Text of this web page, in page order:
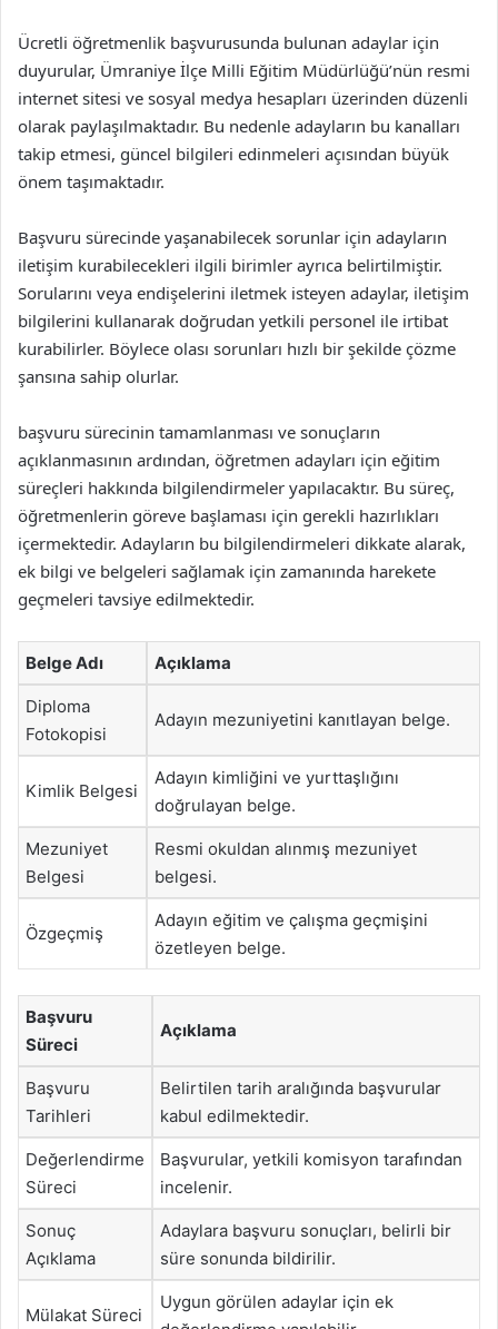
Ücretli öğretmenlik başvurusunda bulunan adaylar için
duyurular, Ümraniye İlçe Milli Eğitim Müdürlüğü’nün resmi
internet sitesi ve sosyal medya hesapları üzerinden düzenli
olarak paylaşılmaktadır. Bu nedenle adayların bu kanalları
takip etmesi, güncel bilgileri edinmeleri açısından büyük
önem taşımaktadır.
Başvuru sürecinde yaşanabilecek sorunlar için adayların
iletişim kurabilecekleri ilgili birimler ayrıca belirtilmiştir.
Sorularını veya endişelerini iletmek isteyen adaylar, iletişim
bilgilerini kullanarak doğrudan yetkili personel ile irtibat
kurabilirler. Böylece olası sorunları hızlı bir şekilde çözme
şansına sahip olurlar.
başvuru sürecinin tamamlanması ve sonuçların
açıklanmasının ardından, öğretmen adayları için eğitim
süreçleri hakkında bilgilendirmeler yapılacaktır. Bu süreç,
öğretmenlerin göreve başlaması için gerekli hazırlıkları
içermektedir. Adayların bu bilgilendirmeleri dikkate alarak,
ek bilgi ve belgeleri sağlamak için zamanında harekete
geçmeleri tavsiye edilmektedir.
Belge Adı Açıklama
Diploma
Fotokopisi
Adayın mezuniyetini kanıtlayan belge.
Kimlik Belgesi
Adayın kimliğini ve yurttaşlığını
doğrulayan belge.
Mezuniyet
Belgesi
Resmi okuldan alınmış mezuniyet
belgesi.
Özgeçmiş
Adayın eğitim ve çalışma geçmişini
özetleyen belge.
Başvuru
Süreci
Açıklama
Başvuru
Tarihleri
Belirtilen tarih aralığında başvurular
kabul edilmektedir.
Değerlendirme
Süreci
Başvurular, yetkili komisyon tarafından
incelenir.
Sonuç
Açıklama
Adaylara başvuru sonuçları, belirli bir
süre sonunda bildirilir.
Mülakat Süreci
Uygun görülen adaylar için ek